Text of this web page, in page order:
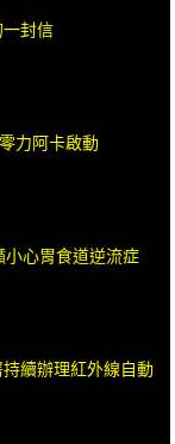
封信
力阿卡啟動
小心胃食道逆流症
續辦理紅外線自動